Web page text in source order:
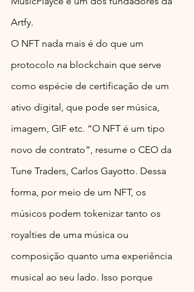
Artfy.
O NFT nada mais é do que um
protocolo na blockchain que serve
como espécie de certificação de um
ativo digital, que pode ser música,
imagem, GIF etc. “O NFT é um tipo
novo de contrato”, resume o CEO da
Tune Traders, Carlos Gayotto. Dessa
forma, por meio de um NFT, os
músicos podem tokenizar tanto os
royalties de uma música ou
composição quanto uma experiência
musical ao seu lado. Isso porque